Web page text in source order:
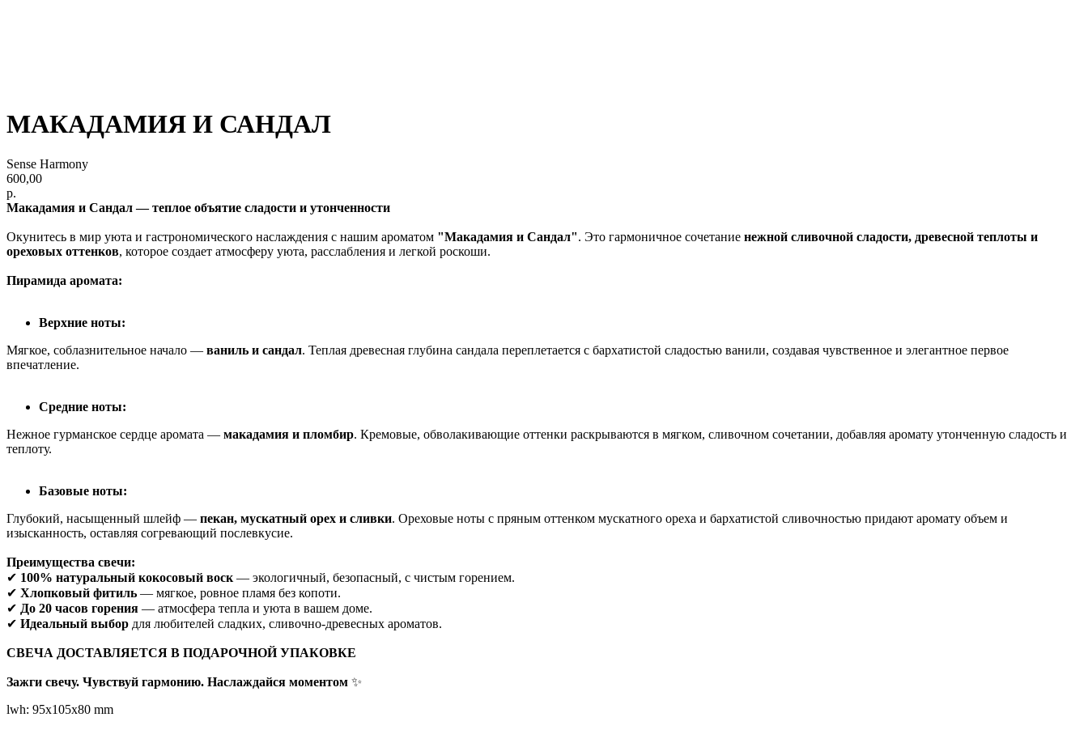
МАКАДАМИЯ И САНДАЛ
Sense Harmony
600,00
р.
Макадамия и Сандал — теплое объятие сладости и утонченности
Окунитесь в мир уюта и гастрономического наслаждения с нашим ароматом "Макадамия и Сандал". Это гармоничное сочетание нежной сливочной сладости, древесной теплоты и
ореховых оттенков, которое создает атмосферу уюта, расслабления и легкой роскоши.
Пирамида аромата:
Верхние ноты:
Мягкое, соблазнительное начало — ваниль и сандал. Теплая древесная глубина сандала переплетается с бархатистой сладостью ванили, создавая чувственное и элегантное первое
впечатление.
Средние ноты:
Нежное гурманское сердце аромата — макадамия и пломбир. Кремовые, обволакивающие оттенки раскрываются в мягком, сливочном сочетании, добавляя аромату утонченную сладость и
теплоту.
Базовые ноты:
Глубокий, насыщенный шлейф — пекан, мускатный орех и сливки. Ореховые ноты с пряным оттенком мускатного ореха и бархатистой сливочностью придают аромату объем и
изысканность, оставляя согревающий послевкусие.
Преимущества свечи:
✔ 100% натуральный кокосовый воск — экологичный, безопасный, с чистым горением.
✔ Хлопковый фитиль — мягкое, ровное пламя без копоти.
✔ До 20 часов горения — атмосфера тепла и уюта в вашем доме.
✔ Идеальный выбор для любителей сладких, сливочно-древесных ароматов.
СВЕЧА ДОСТАВЛЯЕТСЯ В ПОДАРОЧНОЙ УПАКОВКЕ
Зажги свечу. Чувствуй гармонию. Наслаждайся моментом ✨
lwh: 95x105x80 mm